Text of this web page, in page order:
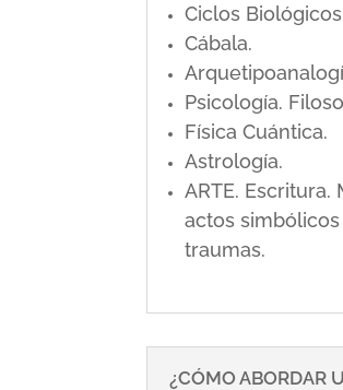
Ciclos
Cábala.
Psicología.
Física Cuántica.
Astrología.
ARTE.
actos
traumas.
¿CÓMO ABORDAR